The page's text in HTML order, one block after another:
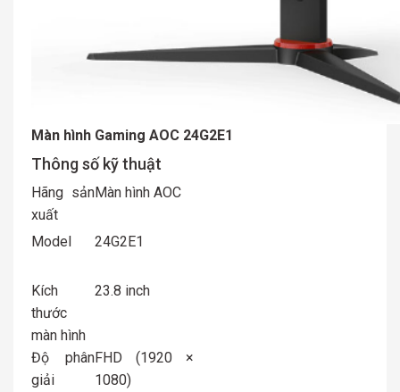
Màn hình Gaming AOC 24G2E1
Thông số kỹ thuật
Hãng sản
xuất
Màn hình AOC
Model 24G2E1
Kích
thước
màn hình
23.8 inch
Độ phân
giải
FHD (1920 ×
1080)